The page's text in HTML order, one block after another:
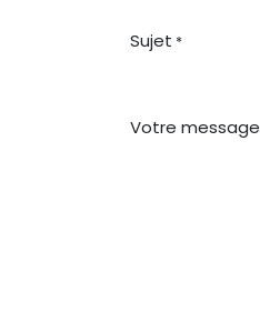
Sujet *
Votre message